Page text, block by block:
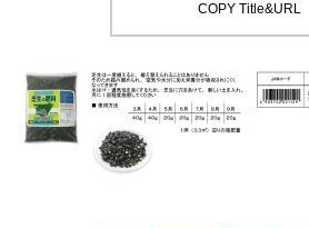
COPY Title&URL